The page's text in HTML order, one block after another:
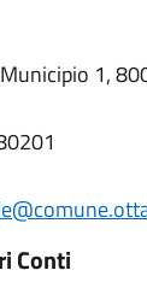
1,
Conti